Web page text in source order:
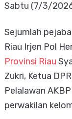
Sabtu (7/3/
Sejumlah
Riau Irjen Pol
Provinsi Riau
Zukri, Ketua
Pelalawan
perwakilan